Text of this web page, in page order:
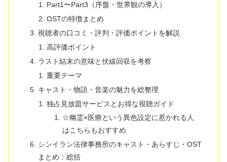
Part1〜Part3（序盤・世界観の導入）
OSTの特徴まとめ
視聴者の口コミ・評判・評価ポイントを解説
高評価ポイント
ラスト結末の意味と伏線回収を考察
重要テーマ
キャスト・物語・音楽の魅力を総整理
独占見放題サービスとお得な視聴ガイド
☆幽霊×医療という異色設定に惹かれる人
はこちらもおすすめ
シンイラン法律事務所のキャスト・あらすじ・OST
まとめ：総括